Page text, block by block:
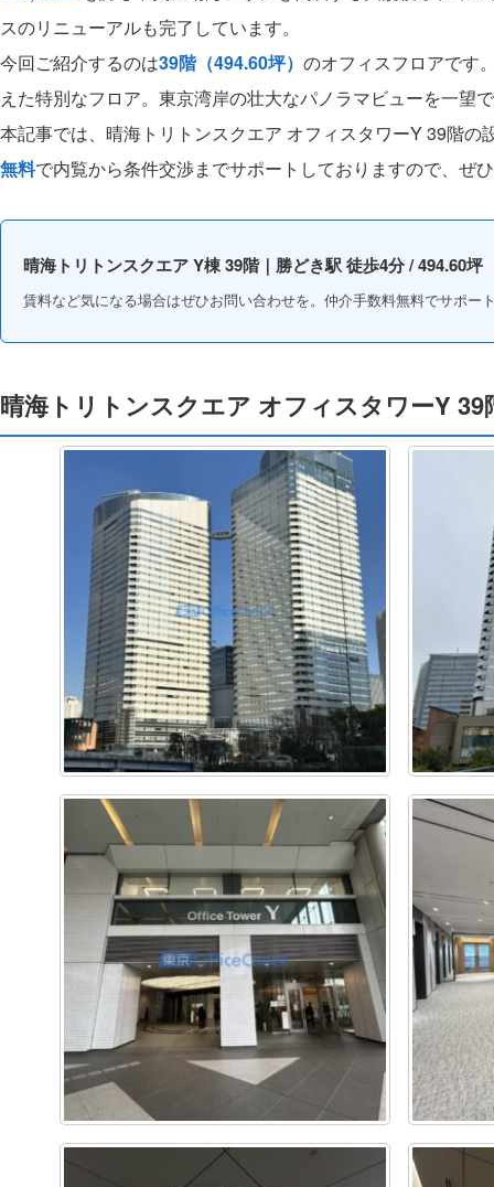
スのリニューアルも完了しています。
今回ご紹介するのは39階（494.60坪） のオフィスフロアです
えた特別なフロア。東京湾岸の壮大なパノラマビューを一望
本記事では、晴海トリトンスクエア オフィスタワーY 39階
無料で内覧から条件交渉までサポートしておりますので、ぜ
晴海トリトンスクエア Y棟 39階｜勝どき駅 徒歩4分 / 494.60坪
賃料など気になる場合はぜひお問い合わせを。仲介手数料無料でサポー
晴海トリトンスクエア オフィスタワーY 39